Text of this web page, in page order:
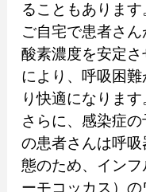
ることもあります
ご自宅で患者さ
酸素濃度を安定
により、呼吸困
り快適になります
さらに、感染症
の患者さんは呼
態のため、イン
ーモコッカス）